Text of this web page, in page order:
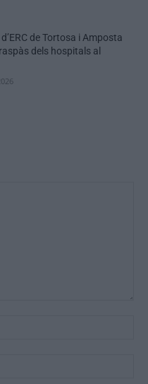
de Tortosa i Amposta
dels hospitals al